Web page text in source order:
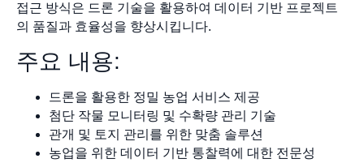
접근 방식은 드론 기술을 활용하여 데이터 기반 프로젝트
의 품질과 효율성을 향상시킵니다.
주요 내용:
드론을 활용한 정밀 농업 서비스 제공
첨단 작물 모니터링 및 수확량 관리 기술
관개 및 토지 관리를 위한 맞춤 솔루션
농업을 위한 데이터 기반 통찰력에 대한 전문성